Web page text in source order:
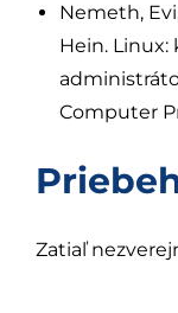
Nemeth,
Hein.
Computer
Zatiaľ